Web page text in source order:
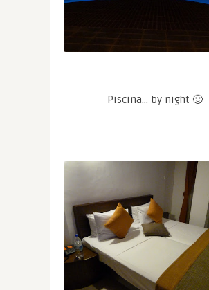
Piscina… by night 🙂